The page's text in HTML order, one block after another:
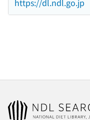
https://dl.ndl.go.jp